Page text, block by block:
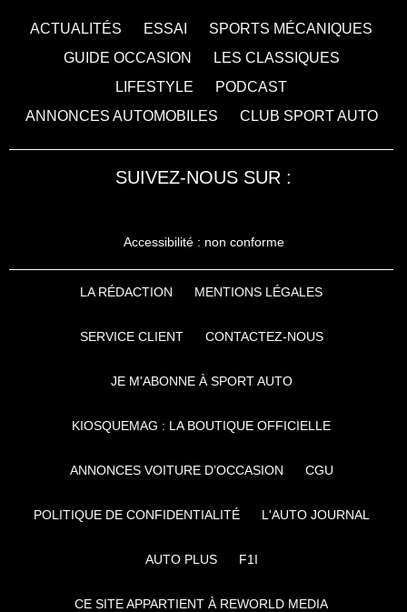
ACTUALITÉS ESSAI
SPORTS MÉCANIQUES
GUIDE OCCASION
LES CLASSIQUES
LIFESTYLE
PODCAST
ANNONCES AUTOMOBILES
CLUB SPORT AUTO
SUIVEZ-NOUS SUR :
Accessibilité : non conforme
LA RÉDACTION MENTIONS LÉGALES
SERVICE CLIENT CONTACTEZ-NOUS
JE M'ABONNE À SPORT AUTO
KIOSQUEMAG : LA BOUTIQUE OFFICIELLE
ANNONCES VOITURE D’OCCASION CGU
POLITIQUE DE CONFIDENTIALITÉ L'AUTO JOURNAL
AUTO PLUS F1I
CE SITE APPARTIENT À REWORLD MEDIA